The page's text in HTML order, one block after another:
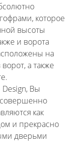
которое
высоты
и ворота
на
а также
Вы
как
и прекрасно
дверьми